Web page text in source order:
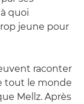
quoi
jeune pour
raconter
tout le monde
Mellz. Après